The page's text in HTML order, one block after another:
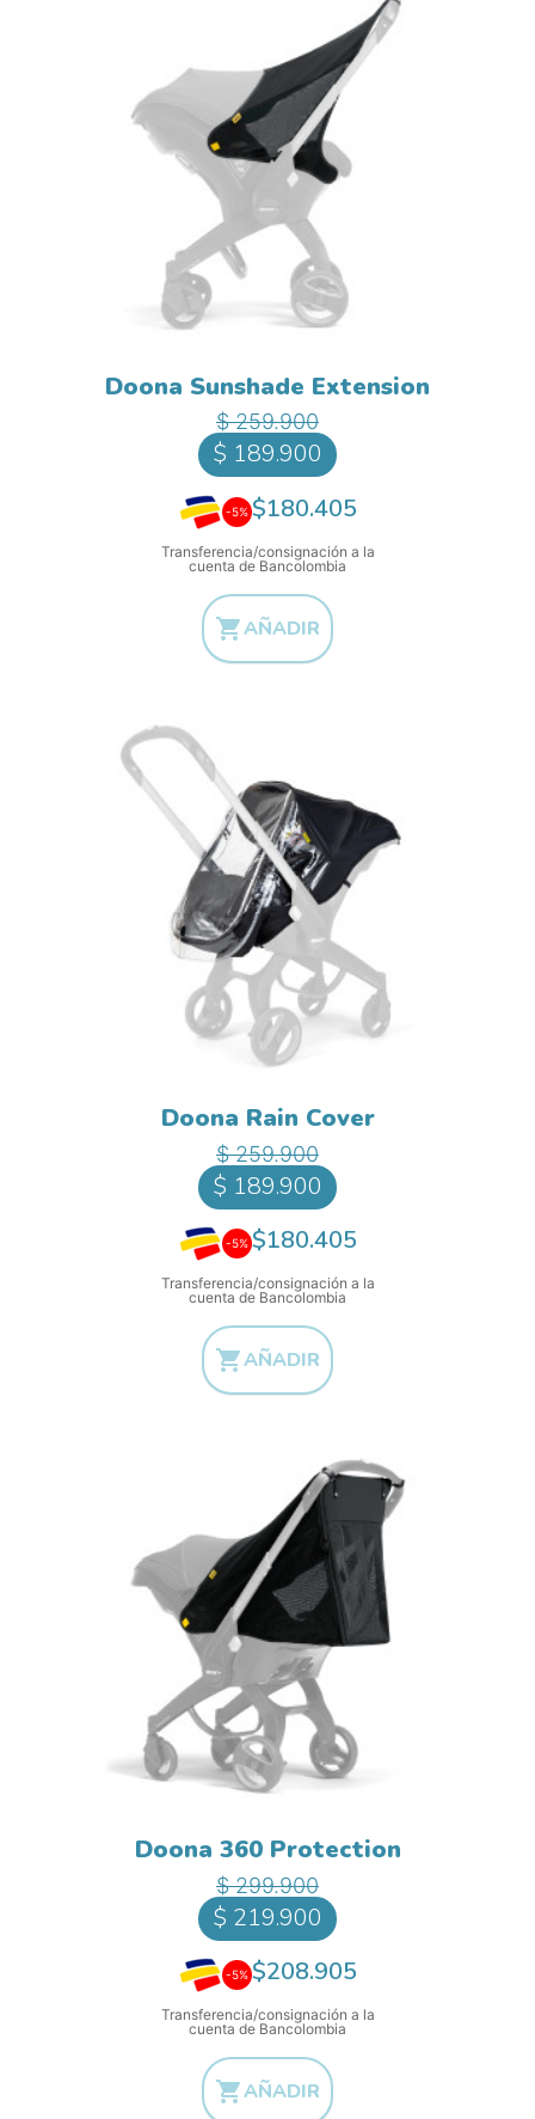
Doona Sunshade Extension
Precio base
$ 259.900
$ 189.900
-5% $180.405
Transferencia/consignación a la
cuenta de Bancolombia
AÑADIR
Doona Rain Cover
Precio base
$ 259.900
$ 189.900
-5% $180.405
Transferencia/consignación a la
cuenta de Bancolombia
AÑADIR
Doona 360 Protection
Precio base
$ 299.900
$ 219.900
-5% $208.905
Transferencia/consignación a la
cuenta de Bancolombia
AÑADIR